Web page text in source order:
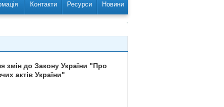
Контакти Ресурси Новини
змін до Закону України "Про
актів України"